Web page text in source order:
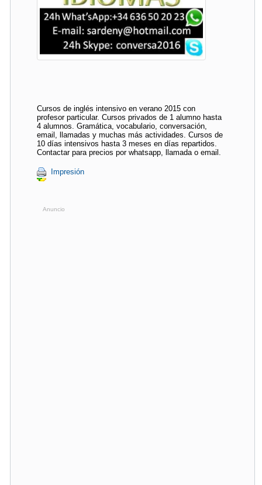
Cursos de inglés intensivo en verano 2015 con
profesor particular. Cursos privados de 1 alumno hasta
4 alumnos. Gramática, vocabulario, conversación,
email, llamadas y muchas más actividades. Cursos de
10 días intensivos hasta 3 meses en días repartidos.
Contactar para precios por whatsapp, llamada o email.
Impresión
Anuncio